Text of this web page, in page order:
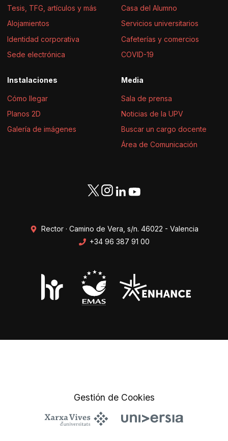
Tesis, TFG, artículos y más
Alojamientos
Identidad corporativa
Sede electrónica
Casa del Alumno
Servicios universitarios
Cafeterías y comercios
COVID-19
Instalaciones
Cómo llegar
Planos 2D
Galería de imágenes
Media
Sala de prensa
Noticias de la UPV
Buscar un cargo docente
Área de Comunicación
Rector · Camino de Vera, s/n. 46022 - Valencia
+34 96 387 91 00
Gestión de Cookies